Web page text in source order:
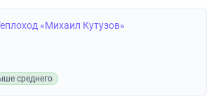
«Михаил Кутузов»
среднего